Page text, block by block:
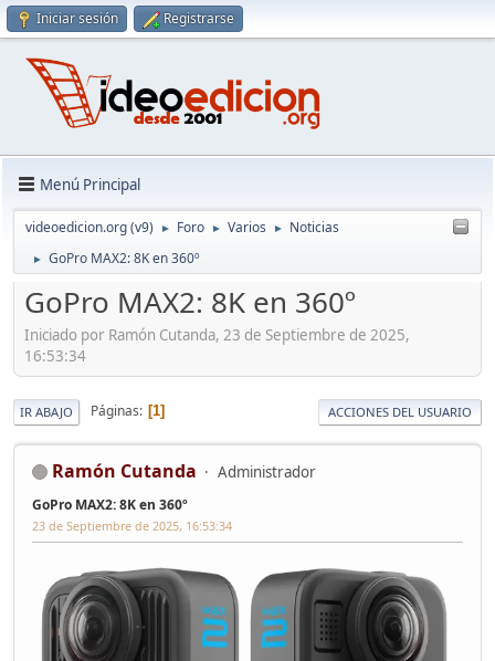
Iniciar sesión Registrarse
Menú Principal
videoedicion.org (v9) ► Foro ► Varios ► Noticias
► GoPro MAX2: 8K en 360º
GoPro MAX2: 8K en 360º
Iniciado por Ramón Cutanda, 23 de Septiembre de 2025,
16:53:34
IR ABAJO Páginas 1 ACCIONES DEL USUARIO
Ramón Cutanda Administrador
GoPro MAX2: 8K en 360º
23 de Septiembre de 2025, 16:53:34